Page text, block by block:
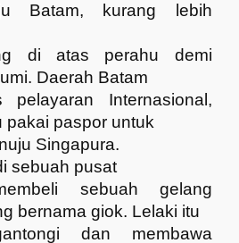
Batam, kurang lebih
di atas perahu demi
Daerah Batam
pelayaran Internasional,
pakai paspor untuk
Singapura.
sebuah pusat
sebuah gelang
bernama giok. Lelaki itu
dan membawa